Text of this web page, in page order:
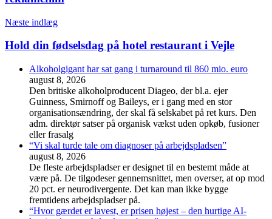
Næste indlæg
Hold din fødselsdag på hotel restaurant i Vejle
Alkoholgigant har sat gang i turnaround til 860 mio. euro
august 8, 2026
Den britiske alkoholproducent Diageo, der bl.a. ejer
Guinness, Smirnoff og Baileys, er i gang med en stor
organisationsændring, der skal få selskabet på ret kurs. Den
adm. direktør satser på organisk vækst uden opkøb, fusioner
eller frasalg
“Vi skal turde tale om diagnoser på arbejdspladsen”
august 8, 2026
De fleste arbejdspladser er designet til en bestemt måde at
være på. De tilgodeser gennemsnittet, men overser, at op mod
20 pct. er neurodivergente. Det kan man ikke bygge
fremtidens arbejdspladser på.
“Hvor gærdet er lavest, er prisen højest – den hurtige AI-